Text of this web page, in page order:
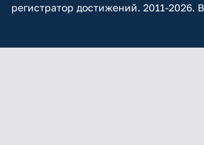
регистратор достижений. 2011-2026.